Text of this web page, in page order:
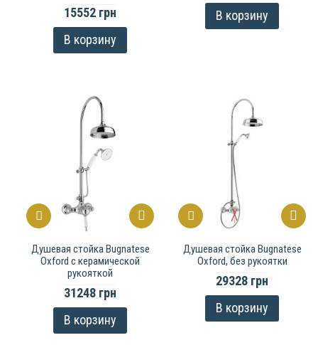
15552 грн
В корзину
В корзину
Душевая стойка Bugnatese
Oxford с керамической
рукояткой
31248 грн
В корзину
Душевая стойка Bugnatese
Oxford, без рукоятки
29328 грн
В корзину